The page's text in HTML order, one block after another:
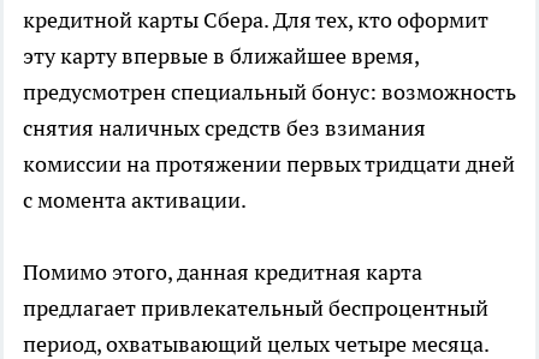
кредитной карты Сбера. Для тех, кто оформит
эту карту впервые в ближайшее время,
предусмотрен специальный бонус: возможность
снятия наличных средств без взимания
комиссии на протяжении первых тридцати дней
с момента активации.
Помимо этого, данная кредитная карта
предлагает привлекательный беспроцентный
период, охватывающий целых четыре месяца.